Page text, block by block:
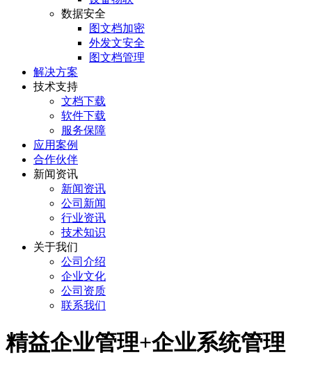
数据安全
图文档加密
外发文安全
图文档管理
解决方案
技术支持
文档下载
软件下载
服务保障
应用案例
合作伙伴
新闻资讯
新闻资讯
公司新闻
行业资讯
技术知识
关于我们
公司介绍
企业文化
公司资质
联系我们
精益企业管理+企业系统管理